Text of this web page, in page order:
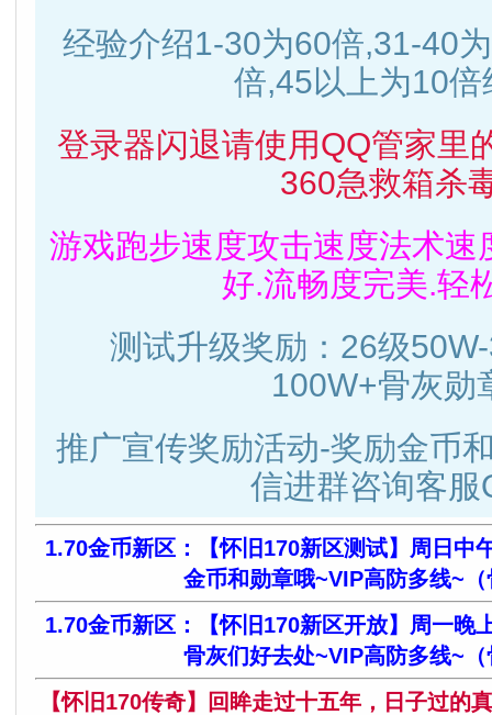
经验介绍1-30为60倍,31-40
倍,45以上为10倍
登录器闪退请使用QQ管家里
360急救箱杀
游戏跑步速度攻击速度法术速
好.流畅度完美.轻
测试升级奖励：26级
100W+骨灰勋
推广宣传奖励活动-奖励金币
信进群咨询客服
1.70金币新区：【怀旧170新区测试】周日中
金币和勋章哦~VIP高防多线~
1.70金币新区：【怀旧170新区开放】周一晚
骨灰们好去处~VIP高防多线~
【怀旧170传奇】回眸走过十五年，日子过的